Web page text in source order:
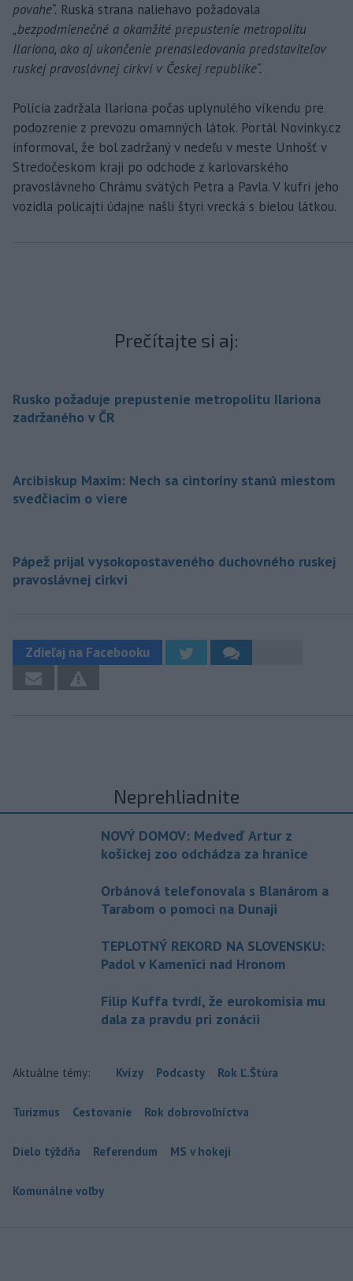
povahe“. Ruská strana naliehavo požadovala
„bezpodmienečné a okamžité prepustenie metropolitu
Ilariona, ako aj ukončenie prenasledovania predstaviteľov
ruskej pravoslávnej cirkvi v Českej republike“.
Polícia zadržala Ilariona počas uplynulého víkendu pre
podozrenie z prevozu omamných látok. Portál Novinky.cz
informoval, že bol zadržaný v nedeľu v meste Unhošť v
Stredočeskom kraji po odchode z karlovarského
pravoslávneho Chrámu svätých Petra a Pavla. V kufri jeho
vozidla policajti údajne našli štyri vrecká s bielou látkou.
Prečítajte si aj:
Rusko požaduje prepustenie metropolitu Ilariona
zadržaného v ČR
Arcibiskup Maxim: Nech sa cintoríny stanú miestom
svedčiacim o viere
Pápež prijal vysokopostaveného duchovného ruskej
pravoslávnej cirkvi
Zdieľaj na Facebooku
Neprehliadnite
NOVÝ DOMOV: Medveď Artur z
košickej zoo odchádza za hranice
Orbánová telefonovala s Blanárom a
Tarabom o pomoci na Dunaji
TEPLOTNÝ REKORD NA SLOVENSKU:
Padol v Kamenici nad Hronom
Filip Kuffa tvrdí, že eurokomisia mu
dala za pravdu pri zonácii
Aktuálne témy: Kvízy Podcasty Rok Ľ.Štúra
Turizmus Cestovanie Rok dobrovoľníctva
Dielo týždňa Referendum MS v hokeji
Komunálne voľby